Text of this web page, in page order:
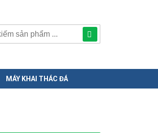
MÁY KHAI THÁC ĐÁ